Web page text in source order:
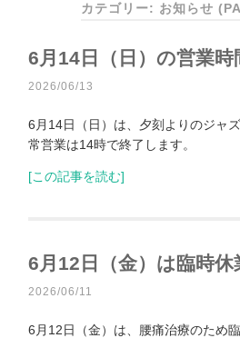
カテゴリー: お知らせ
6月14日（日）の営業
2026/06/13
6月14日（日）は、夕刻よりのジャ
常営業は14時で終了します。
[この記事を読む]
6月12日（金）は臨時休
2026/06/11
6月12日（金）は、腰痛治療のため